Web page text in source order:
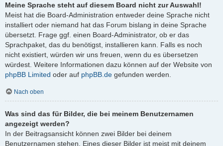
Meine Sprache steht auf diesem Board nicht zur Auswahl!
Meist hat die Board-Administration entweder deine Sprache nicht
installiert oder niemand hat das Forum bislang in deine Sprache
übersetzt. Frage ggf. einen Board-Administrator, ob er das
Sprachpaket, das du benötigst, installieren kann. Falls es noch
nicht existiert, würden wir uns freuen, wenn du es übersetzen
würdest. Weitere Informationen dazu können auf der Website von
phpBB Limited oder auf phpBB.de gefunden werden.
Nach oben
Was sind das für Bilder, die bei meinem Benutzernamen
angezeigt werden?
In der Beitragsansicht können zwei Bilder bei deinem
Benutzernamen stehen. Eines dieser Bilder ist meist mit deinem